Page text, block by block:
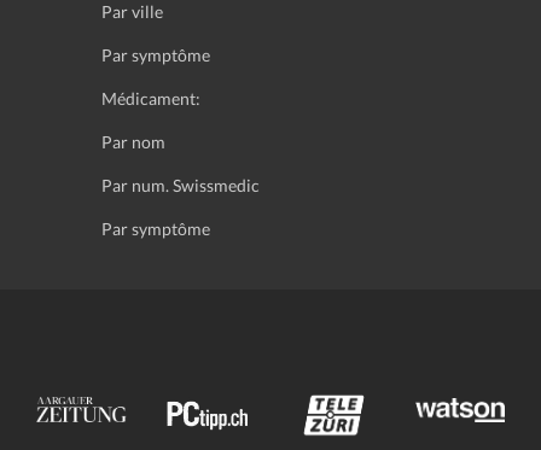
Par ville
Par symptôme
Médicament:
Par nom
Par num. Swissmedic
Par symptôme